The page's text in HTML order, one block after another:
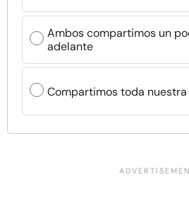
Ambos compartimos un
adelante
Compartimos toda